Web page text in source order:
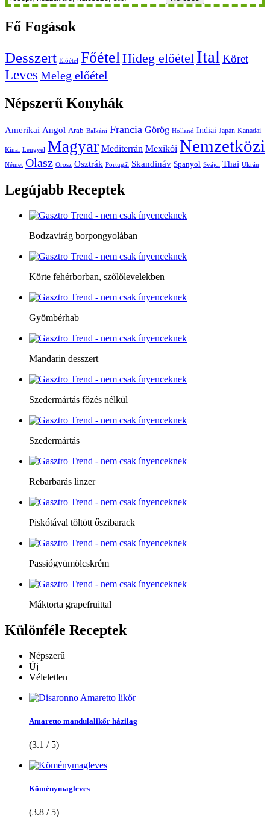
Fő Fogások
Desszert Előétel FőételHideg előétel Ital Köret
Leves Meleg előétel
Népszerű Konyhák
Amerikai Angol Arab Balkáni Francia Görög Holland Indiai Japán Kanadai
Kínai Lengyel Magyar Mediterrán Mexikói Nemzetközi
Német Olasz Orosz Osztrák Portugál Skandináv Spanyol Svájci Thai Ukrán
Legújabb Receptek
Bodzavirág borpongyolában
Körte fehérborban, szőlőlevelekben
Gyömbérhab
Mandarin desszert
Szedermártás főzés nélkül
Szedermártás
Rebarbarás linzer
Piskótával töltött őszibarack
Passiógyümölcskrém
Máktorta grapefruittal
Különféle Receptek
Népszerű
Új
Véleletlen
Amaretto mandulalikőr házilag
(3.1 / 5)
Köménymagleves
(3.8 / 5)